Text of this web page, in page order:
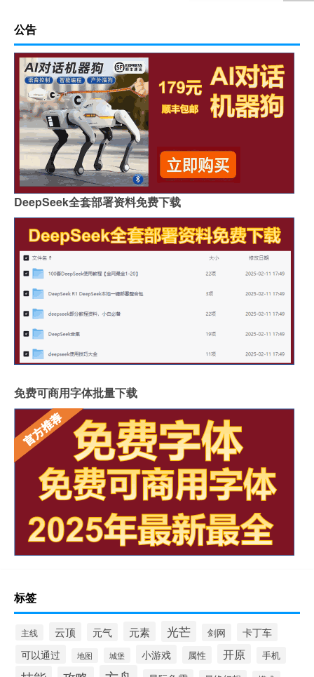
公告
DeepSeek全套部署资料免费下载
免费可商用字体批量下载
标签
主线 云顶 元气 元素 光芒 剑网 卡丁车
可以通过 地图 城堡 小游戏 属性 开原 手机